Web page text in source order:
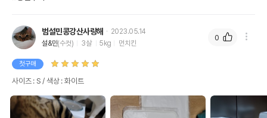
범설민콩강산사랑해
2023.05.14
설&민(수컷) 3살 5kg 먼치킨
첫구매
사이즈 : S / 색상 : 화이트
0